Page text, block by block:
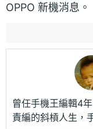
OPPO 新機消息。
曾任手機王編輯4
責編的斜槓人生，